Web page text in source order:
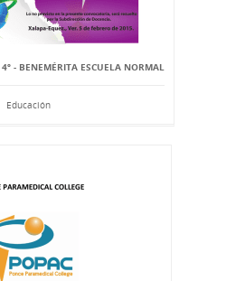
- BENEMÉRITA ESCUELA NORMAL
Educación